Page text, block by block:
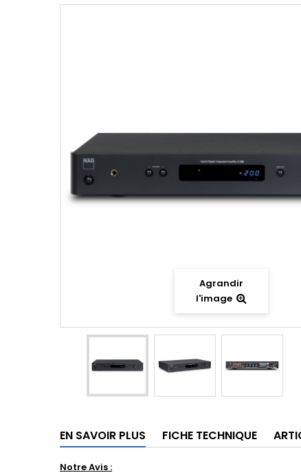
Agrandir
l'image
EN SAVOIR PLUS FICHE TECHNIQUE
Notre Avis :